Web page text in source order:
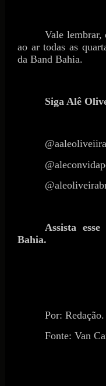
Vale lembrar,
ao ar todas as
da Band Bahia.
Siga Alê
Assista
Bahia.
Por: Redação.
Fonte: Van